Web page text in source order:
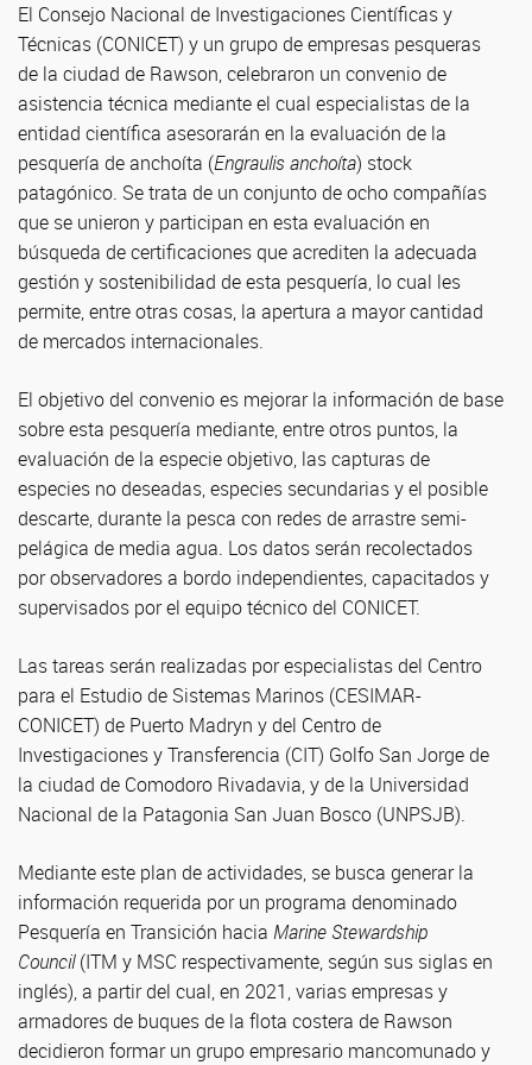
El Consejo Nacional de Investigaciones Científicas y
Técnicas (CONICET) y un grupo de empresas pesqueras
de la ciudad de Rawson, celebraron un convenio de
asistencia técnica mediante el cual especialistas de la
entidad científica asesorarán en la evaluación de la
pesquería de anchoíta (Engraulis anchoíta) stock
patagónico. Se trata de un conjunto de ocho compañías
que se unieron y participan en esta evaluación en
búsqueda de certificaciones que acrediten la adecuada
gestión y sostenibilidad de esta pesquería, lo cual les
permite, entre otras cosas, la apertura a mayor cantidad
de mercados internacionales.
El objetivo del convenio es mejorar la información de base
sobre esta pesquería mediante, entre otros puntos, la
evaluación de la especie objetivo, las capturas de
especies no deseadas, especies secundarias y el posible
descarte, durante la pesca con redes de arrastre semi-
pelágica de media agua. Los datos serán recolectados
por observadores a bordo independientes, capacitados y
supervisados por el equipo técnico del CONICET.
Las tareas serán realizadas por especialistas del Centro
para el Estudio de Sistemas Marinos (CESIMAR-
CONICET) de Puerto Madryn y del Centro de
Investigaciones y Transferencia (CIT) Golfo San Jorge de
la ciudad de Comodoro Rivadavia, y de la Universidad
Nacional de la Patagonia San Juan Bosco (UNPSJB).
Mediante este plan de actividades, se busca generar la
información requerida por un programa denominado
Pesquería en Transición hacia Marine Stewardship
Council(ITM y MSC respectivamente, según sus siglas en
inglés), a partir del cual, en 2021, varias empresas y
armadores de buques de la flota costera de Rawson
decidieron formar un grupo empresario mancomunado y